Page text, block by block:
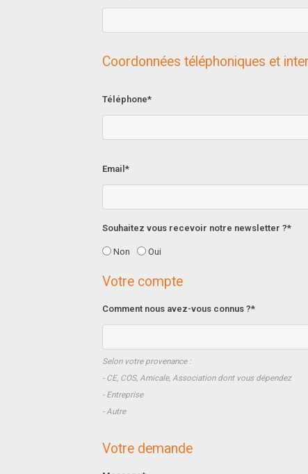
Coordonnées téléphoniques et
Téléphone*
Email*
Souhaitez vous recevoir notre newsletter ?*
Non Oui
Votre compte
Comment nous avez-vous connus ?*
Selon votre provenance :
- CE, COS, Amicale, Association dont vous dépendez
- Entreprise
- Autre
Votre demande